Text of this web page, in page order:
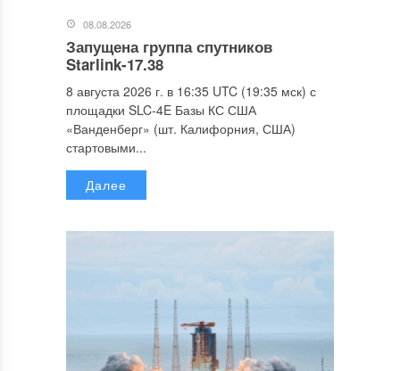
08.08.2026
Запущена группа спутников
Starlink-17.38
8 августа 2026 г. в 16:35 UTC (19:35 мск) с
площадки SLC-4E Базы КС США
«Ванденберг» (шт. Калифорния, США)
стартовыми...
Далее